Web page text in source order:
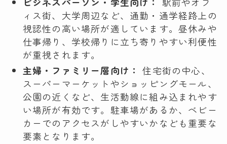
ィス街、大学周辺など、通勤・通学経路上の
視認性の高い場所が適しています。昼休みや
仕事帰り、学校帰りに立ち寄りやすい利便性
が重視されます。
主婦・ファミリー層向け： 住宅街の中心、
スーパーマーケットやショッピングモール、
公園の近くなど、生活動線に組み込まれやす
い場所が有効です。駐車場があるか、ベビー
カーでのアクセスがしやすいかなども重要な
要素となります。